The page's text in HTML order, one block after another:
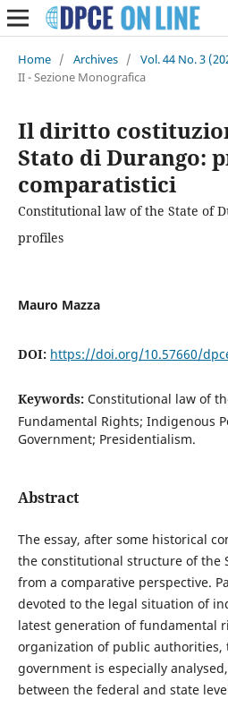
Home / Archives / Vol. 44 No. 3
II - Sezione Monografica
Il diritto
Stato di Durango:
comparatistici
Constitutional law of the State of
profiles
Mauro Mazza
DOI: https://doi.org/10.57660/
Keywords: Constitutional law of
Fundamental Rights; Indigenous
Government; Presidentialism.
Abstract
The essay, after some historical
the constitutional structure of the
from a comparative perspective.
devoted to the legal situation of
latest generation of fundamental
organization of public
government is especially
between the federal and state